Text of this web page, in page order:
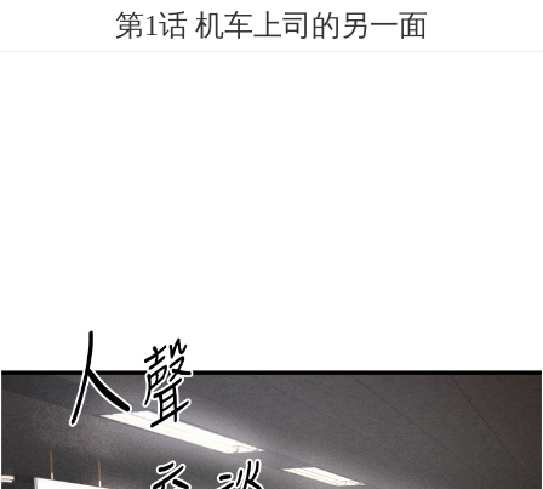
第1话 机车上司的另一面